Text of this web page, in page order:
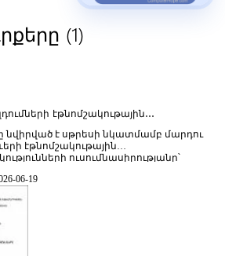
(1)
էթնոմշակութային
նվիրված է սթրեսի նկատմամբ մարդու
էթնոմշակութային
ուսումնասիրությանը՝
ձևավորվում են ոչ միայն
Հեղինակը վերլուծում է տարբեր էթնիկ
սթրեսի հաղթահարման
արժեքային համակարգերի,
սոցիալական նորմերի և ընտանիքային
06-19